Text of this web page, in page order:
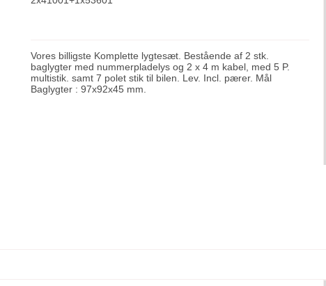
Vores billigste Komplette lygtesæt. Bestående af 2 stk.
baglygter med nummerpladelys og 2 x 4 m kabel, med 5 P.
multistik. samt 7 polet stik til bilen. Lev. Incl. pærer. Mål
Baglygter : 97x92x45 mm.